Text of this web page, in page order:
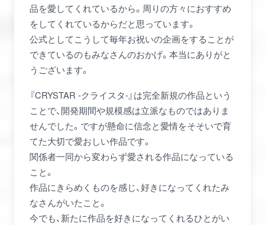
品を愛してくれているから。周りの方々におすすめ
をしてくれているからだと思っています。
公式としてこうして毎年お祝いの企画をすることが
できているのもみなさんのおかげ。本当にありがと
うございます。
『CRYSTAR -クライスタ-』は完全新規の作品という
ことで、開発期間や規模感は立派なものではありま
せんでした。ですが懸命に信念と愛情をそそいで育
てた大切で愛おしい作品です。
関係者一同から変わらず愛される作品になっている
こと。
作品にきらめくものを感じ、好きになってくれたみ
なさんがいたこと。
今でも、新たに作品を好きになってくれるひとがい